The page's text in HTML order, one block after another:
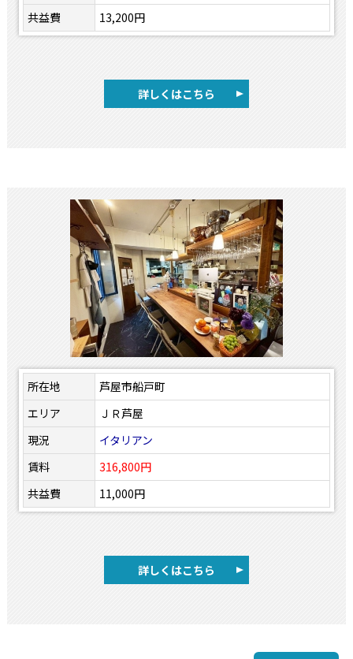
共益費
13,200円
詳しくはこちら
所在地
芦屋市船戸町
エリア
ＪＲ芦屋
現況
イタリアン
賃料
316,800円
共益費
11,000円
詳しくはこちら